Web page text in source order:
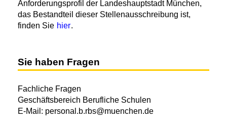
Anforderungsprofil der Landeshauptstadt München,
das Bestandteil dieser Stellenausschreibung ist,
finden Sie hier.
Sie haben Fragen
Fachliche Fragen
Geschäftsbereich Berufliche Schulen
E-Mail: personal.b.rbs@muenchen.de